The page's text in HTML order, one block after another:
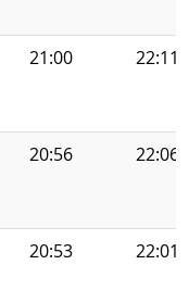
21:00 22:11
20:56 22:06
20:53 22:01